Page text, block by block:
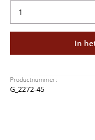
In
Productnummer:
G_2272-45